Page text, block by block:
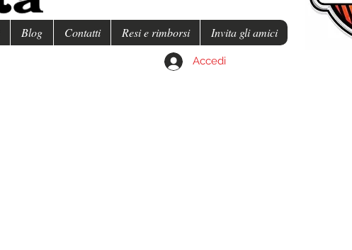
Blog Contatti Resi e rimborsi Invita gli amici
Accedi